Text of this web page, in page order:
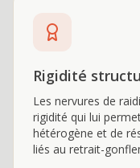
Rigidité
Les nervures de
rigidité qui lui
hétérogène et de
liés au retrait-